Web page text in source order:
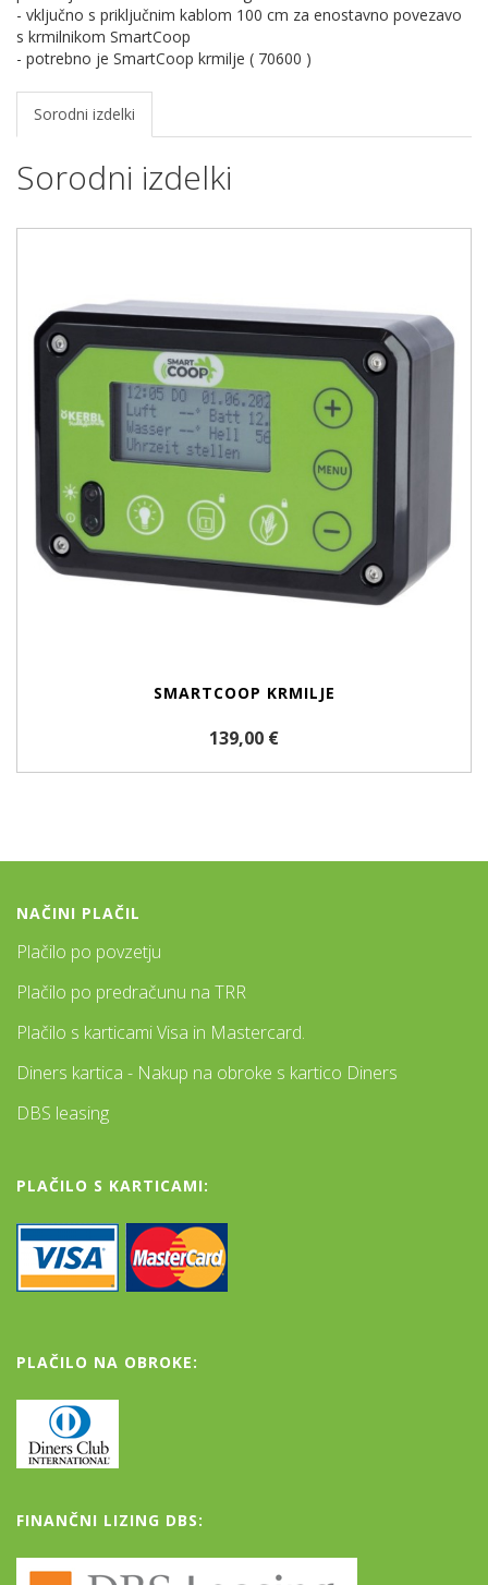
- vključno s priključnim kablom 100 cm za enostavno povezavo
s krmilnikom SmartCoop
- potrebno je SmartCoop krmilje ( 70600 )
Sorodni izdelki
Sorodni izdelki
SMARTCOOP KRMILJE
139,00 €
NAČINI PLAČIL
Plačilo po povzetju
Plačilo po predračunu na TRR
Plačilo s karticami Visa in Mastercard.
Diners kartica - Nakup na obroke s kartico Diners
DBS leasing
PLAČILO S KARTICAMI:
PLAČILO NA OBROKE:
FINANČNI LIZING DBS: